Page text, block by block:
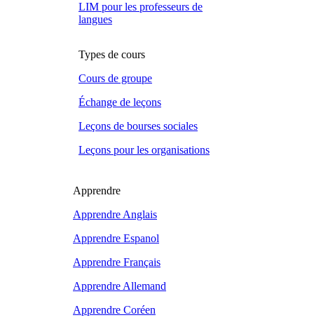
LIM pour les professeurs de
langues
Types de cours
Cours de groupe
Échange de leçons
Leçons de bourses sociales
Leçons pour les organisations
Apprendre
Apprendre Anglais
Apprendre Espanol
Apprendre Français
Apprendre Allemand
Apprendre Coréen